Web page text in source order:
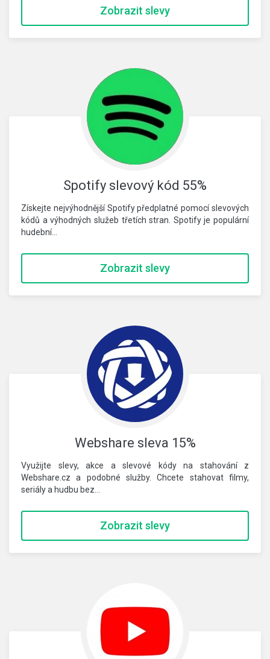
Zobrazit slevy
Spotify slevový kód 55%
Získejte nejvýhodnější Spotify předplatné pomocí slevových
kódů a výhodných služeb třetích stran. Spotify je populární
hudební…
Zobrazit slevy
Webshare sleva 15%
Využijte slevy, akce a slevové kódy na stahování z
Webshare.cz a podobné služby. Chcete stahovat filmy,
seriály a hudbu bez…
Zobrazit slevy